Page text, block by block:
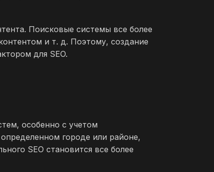
Поисковые системы все более
и т. д. Поэтому, создание
для SEO.
особенно с учетом
городе или районе,
SEO становится все более